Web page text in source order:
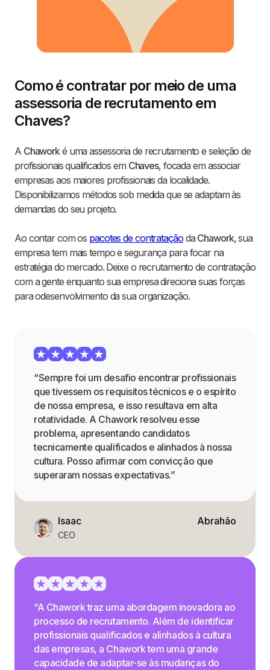
Como é contratar por meio de uma
assessoria de recrutamento em
Chaves?
A Chaworké uma assessoria de recrutamento e seleção de
profissionais qualificados em Chaves, focada em associar
empresas aos maiores profissionais da localidade.
Disponibilizamos métodos sob medida que se adaptam às
demandas do seu projeto.
Ao contar com os pacotes de contrataçãoda Chawork, sua
empresa tem mais tempo e segurança para focar na
estratégia do mercado. Deixe o recrutamento de contratação
com a gente enquanto sua empresa direciona suas forças
para odesenvolvimento da sua organização.
“Sempre foi um desafio encontrar profissionais
que tivessem os requisitos técnicos e o espírito
de nossa empresa, e isso resultava em alta
rotatividade. A Chawork resolveu esse
problema, apresentando candidatos
tecnicamente qualificados e alinhados à nossa
cultura. Posso afirmar com convicção que
superaram nossas expectativas.”
Isaac
CEO
Abrahão
“A Chawork traz uma abordagem inovadora ao
processo de recrutamento. Além de identificar
profissionais qualificados e alinhados à cultura
das empresas, a Chawork tem uma grande
capacidade de adaptar-se às mudanças do